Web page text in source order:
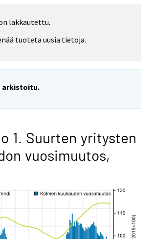
lakkautettu.
tuoteta uusia tietoja.
arkistoitu.
1. Suurten yritysten
vuosimuutos,